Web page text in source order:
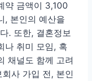
약 금액이 3,100
, 본인의 예산을
. 또한, 결혼정보
나 취미 모임, 혹
채널도 함께 고려
사 가입 전, 본인